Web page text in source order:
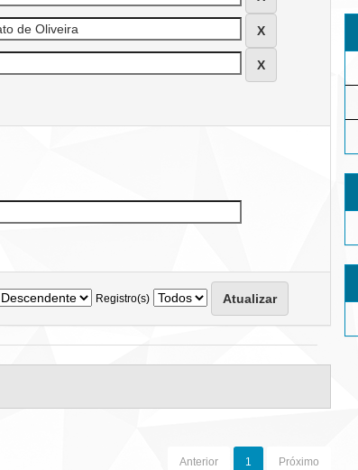
Registro(s)
Anterior 1 Próximo